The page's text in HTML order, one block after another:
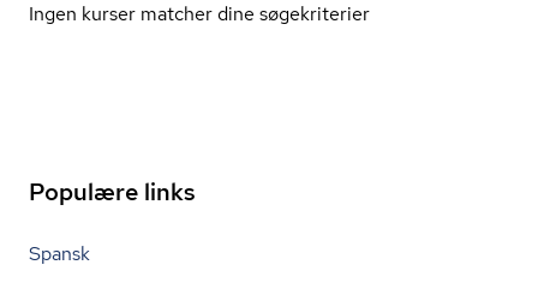
Ingen kurser matcher dine søgekriterier
Populære links
Spansk